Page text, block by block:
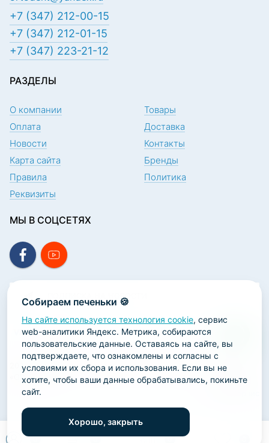
0 0 0
Собираем печеньки 🍪
На сайте используется технология cookie, сервис
web-аналитики Яндекс. Метрика, собираются
пользовательские данные. Оставаясь на сайте, вы
подтверждаете, что ознакомлены и согласны с
условиями их сбора и использования. Если вы не
хотите, чтобы ваши данные обрабатывались, покиньте
сайт.
Хорошо, закрыть
+7 (347) 212-00-15
+7 (347) 212-01-15
+7 (347) 223-21-12
РАЗДЕЛЫ
О компании
Товары
Оплата
Доставка
Новости
Контакты
Карта сайта
Бренды
Правила
Политика
Реквизиты
МЫ В СОЦСЕТЯХ
ПОДПИСКА НА НОВОСТИ
2026 ООО «Научно-производственная лаборатория
«ОРТОДЕНТ»